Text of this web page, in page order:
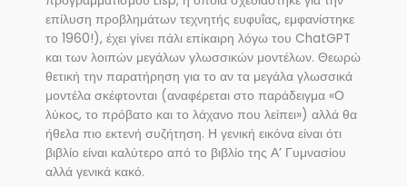
επίλυση προβλημάτων τεχνητής ευφυΐας, εμφανίστηκε
το 1960!), έχει γίνει πάλι επίκαιρη λόγω του ChatGPT
και των λοιπών μεγάλων γλωσσικών μοντέλων. Θεωρώ
θετική την παρατήρηση για το αν τα μεγάλα γλωσσικά
μοντέλα σκέφτονται (αναφέρεται στο παράδειγμα «Ο
λύκος, το πρόβατο και το λάχανο που λείπει») αλλά θα
ήθελα πιο εκτενή συζήτηση. Η γενική εικόνα είναι ότι
βιβλίο είναι καλύτερο από το βιβλίο της Α’ Γυμνασίου
αλλά γενικά κακό.